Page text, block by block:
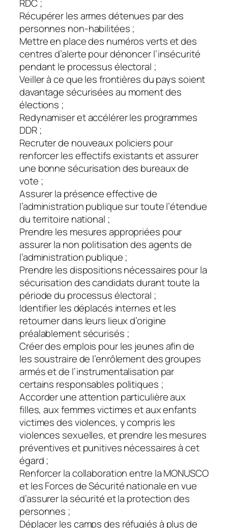
RDC ;
Récupérer les armes détenues par des
personnes non-habilitées ;
Mettre en place des numéros verts et des
centres d’alerte pour dénoncer l’insécurité
pendant le processus électoral ;
Veiller à ce que les frontières du pays soient
davantage sécurisées au moment des
élections ;
Redynamiser et accélérer les programmes
DDR ;
Recruter de nouveaux policiers pour
renforcer les effectifs existants et assurer
une bonne sécurisation des bureaux de
vote ;
Assurer la présence effective de
l’administration publique sur toute l’étendue
du territoire national ;
Prendre les mesures appropriées pour
assurer la non politisation des agents de
l’administration publique ;
Prendre les dispositions nécessaires pour la
sécurisation des candidats durant toute la
période du processus électoral ;
Identifier les déplacés internes et les
retourner dans leurs lieux d’origine
préalablement sécurisés ;
Créer des emplois pour les jeunes afin de
les soustraire de l’enrôlement des groupes
armés et de l’instrumentalisation par
certains responsables politiques ;
Accorder une attention particulière aux
filles, aux femmes victimes et aux enfants
victimes des violences, y compris les
violences sexuelles, et prendre les mesures
préventives et punitives nécessaires à cet
égard ;
Renforcer la collaboration entre la MONUSCO
et les Forces de Sécurité nationale en vue
d’assurer la sécurité et la protection des
personnes ;
Déplacer les camps des réfugiés à plus de